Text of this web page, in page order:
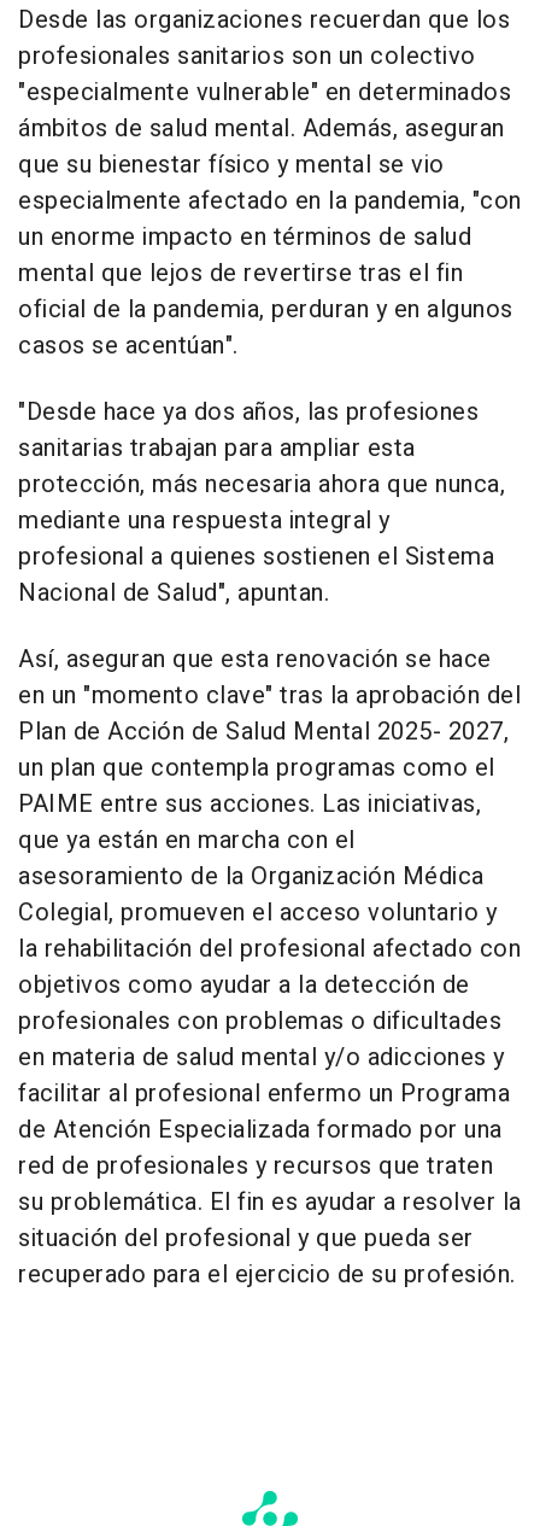
Desde las organizaciones recuerdan que los
profesionales sanitarios son un colectivo
"especialmente vulnerable" en determinados
ámbitos de salud mental. Además, aseguran
que su bienestar físico y mental se vio
especialmente afectado en la pandemia, "con
un enorme impacto en términos de salud
mental que lejos de revertirse tras el fin
oficial de la pandemia, perduran y en algunos
casos se acentúan".
"Desde hace ya dos años, las profesiones
sanitarias trabajan para ampliar esta
protección, más necesaria ahora que nunca,
mediante una respuesta integral y
profesional a quienes sostienen el Sistema
Nacional de Salud", apuntan.
Así, aseguran que esta renovación se hace
en un "momento clave" tras la aprobación del
Plan de Acción de Salud Mental 2025- 2027,
un plan que contempla programas como el
PAIME entre sus acciones. Las iniciativas,
que ya están en marcha con el
asesoramiento de la Organización Médica
Colegial, promueven el acceso voluntario y
la rehabilitación del profesional afectado con
objetivos como ayudar a la detección de
profesionales con problemas o dificultades
en materia de salud mental y/o adicciones y
facilitar al profesional enfermo un Programa
de Atención Especializada formado por una
red de profesionales y recursos que traten
su problemática. El fin es ayudar a resolver la
situación del profesional y que pueda ser
recuperado para el ejercicio de su profesión.